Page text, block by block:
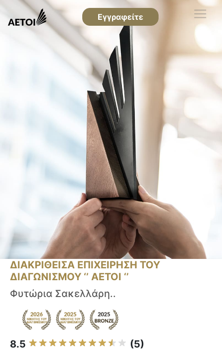
Εγγραφείτε
ΔΙΑΚΡΙΘΕΙΣΑ ΕΠΙΧΕΙΡΗΣΗ ΤΟΥ
ΔΙΑΓΩΝΙΣΜΟΥ ‘’ ΑΕΤΟΙ ‘’
Φυτώρια Σακελλάρη..
8.5 (5)